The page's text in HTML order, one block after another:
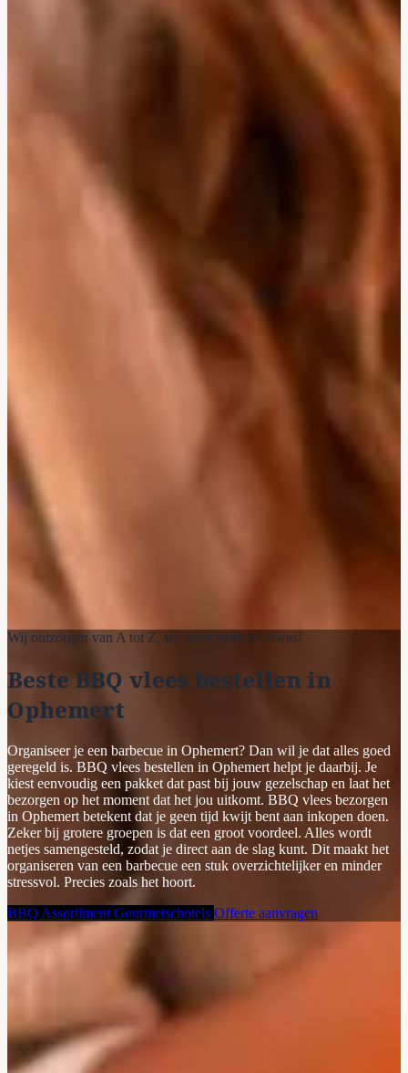
Wij ontzorgen van A tot Z, we doen zelfs de afwas!
Beste BBQ vlees bestellen in
Ophemert
Organiseer je een barbecue in Ophemert? Dan wil je dat alles goed
geregeld is. BBQ vlees bestellen in Ophemert helpt je daarbij. Je
kiest eenvoudig een pakket dat past bij jouw gezelschap en laat het
bezorgen op het moment dat het jou uitkomt. BBQ vlees bezorgen
in Ophemert betekent dat je geen tijd kwijt bent aan inkopen doen.
Zeker bij grotere groepen is dat een groot voordeel. Alles wordt
netjes samengesteld, zodat je direct aan de slag kunt. Dit maakt het
organiseren van een barbecue een stuk overzichtelijker en minder
stressvol. Precies zoals het hoort.
BBQ Assortiment Gourmetschotels Offerte aanvragen